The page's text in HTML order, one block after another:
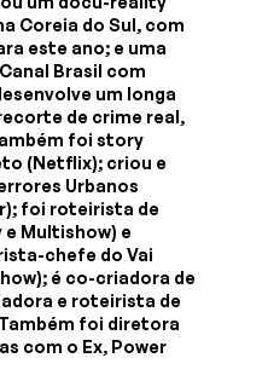
Coreia do Sul, com
este ano; e uma
Brasil com
um longa
de crime real,
foi story
(Netflix); criou e
Urbanos
foi roteirista de
e Multishow) e
chefe do Vai
é co-criadora de
e roteirista de
foi diretora
com o Ex, Power